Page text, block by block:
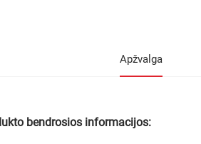
Apžvalga
bendrosios informacijos: